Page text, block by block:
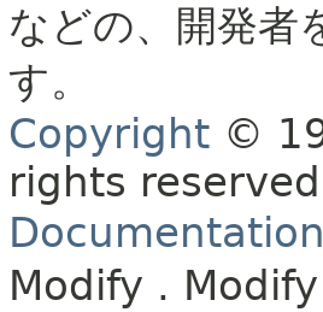
などの、開発者
す。
Copyright ©
rights
Modify . Modify